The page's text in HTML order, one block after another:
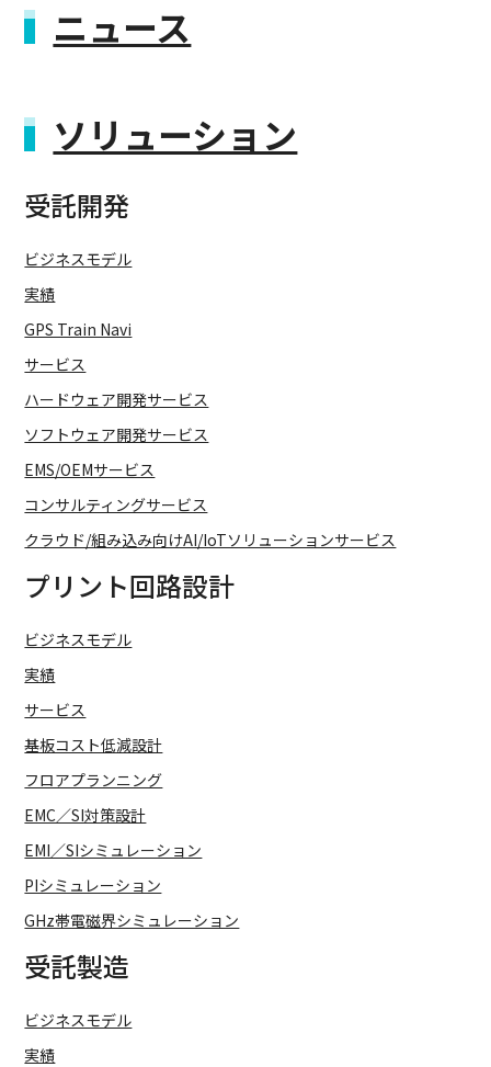
ニュース
ソリューション
受託開発
ビジネスモデル
実績
GPS Train Navi
サービス
ハードウェア開発サービス
ソフトウェア開発サービス
EMS/OEMサービス
コンサルティングサービス
クラウド/組み込み向けAI/IoTソリューションサービス
プリント回路設計
ビジネスモデル
実績
サービス
基板コスト低減設計
フロアプランニング
EMC／SI対策設計
EMI／SIシミュレーション
PIシミュレーション
GHz帯電磁界シミュレーション
受託製造
ビジネスモデル
実績